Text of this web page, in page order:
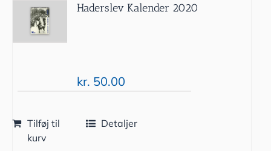
Haderslev Kalender 2020
kr. 50.00
Tilføj til
kurv
Detaljer